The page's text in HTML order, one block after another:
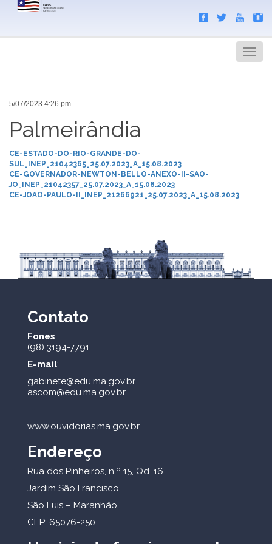
Menu
5/07/2023 4:26 pm
Palmeirândia
CE-ESTADO-DO-RIO-GRANDE-DO-
SUL_INEP_21042365_25.07.2023_A_15.08.2023
CE-GOVERNADOR-NEWTON-BELLO-ANEXO-II-SAO-
JO_INEP_21042357_25.07.2023_A_15.08.2023
CE-JOAO-PAULO-II_INEP_21266921_25.07.2023_A_15.08.2023
Contato
Fones:
(98) 3194-7791
E-mail:
gabinete@edu.ma.gov.br
ascom@edu.ma.gov.br
www.ouvidorias.ma.gov.br
Endereço
Rua dos Pinheiros, n.º 15, Qd. 16
Jardim São Francisco
São Luís – Maranhão
CEP: 65076-250